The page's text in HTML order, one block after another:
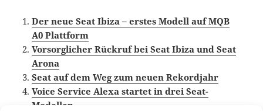
Der neue Seat Ibiza – erstes Modell auf MQB
A0 Plattform
Vorsorglicher Rückruf bei Seat Ibiza und Seat
Arona
Seat auf dem Weg zum neuen Rekordjahr
Voice Service Alexa startet in drei Seat-
Modellen